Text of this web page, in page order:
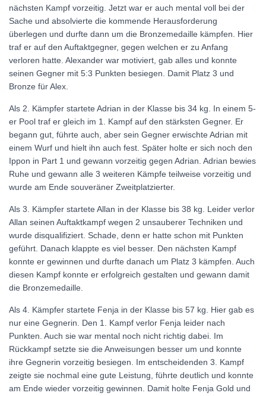
nächsten Kampf vorzeitig. Jetzt war er auch mental voll bei der
Sache und absolvierte die kommende Herausforderung
überlegen und durfte dann um die Bronzemedaille kämpfen. Hier
traf er auf den Auftaktgegner, gegen welchen er zu Anfang
verloren hatte. Alexander war motiviert, gab alles und konnte
seinen Gegner mit 5:3 Punkten besiegen. Damit Platz 3 und
Bronze für Alex.
Als 2. Kämpfer startete Adrian in der Klasse bis 34 kg. In einem 5-
er Pool traf er gleich im 1. Kampf auf den stärksten Gegner. Er
begann gut, führte auch, aber sein Gegner erwischte Adrian mit
einem Wurf und hielt ihn auch fest. Später holte er sich noch den
Ippon in Part 1 und gewann vorzeitig gegen Adrian. Adrian bewies
Ruhe und gewann alle 3 weiteren Kämpfe teilweise vorzeitig und
wurde am Ende souveräner Zweitplatzierter.
Als 3. Kämpfer startete Allan in der Klasse bis 38 kg. Leider verlor
Allan seinen Auftaktkampf wegen 2 unsauberer Techniken und
wurde disqualifiziert. Schade, denn er hatte schon mit Punkten
geführt. Danach klappte es viel besser. Den nächsten Kampf
konnte er gewinnen und durfte danach um Platz 3 kämpfen. Auch
diesen Kampf konnte er erfolgreich gestalten und gewann damit
die Bronzemedaille.
Als 4. Kämpfer startete Fenja in der Klasse bis 57 kg. Hier gab es
nur eine Gegnerin. Den 1. Kampf verlor Fenja leider nach
Punkten. Auch sie war mental noch nicht richtig dabei. Im
Rückkampf setzte sie die Anweisungen besser um und konnte
ihre Gegnerin vorzeitig besiegen. Im entscheidenden 3. Kampf
zeigte sie nochmal eine gute Leistung, führte deutlich und konnte
am Ende wieder vorzeitig gewinnen. Damit holte Fenja Gold und